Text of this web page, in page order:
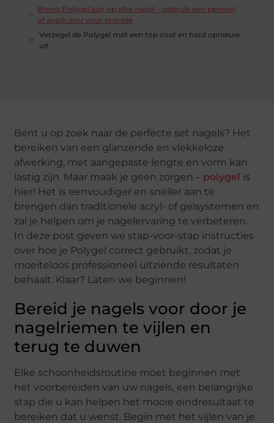
Breng Polygel aan op elke nagel – gebruik een penseel
of applicator voor precisie
Verzegel de Polygel met een top coat en hard opnieuw
uit
Bent u op zoek naar de perfecte set nagels? Het
bereiken van een glanzende en vlekkeloze
afwerking, met aangepaste lengte en vorm kan
lastig zijn. Maar maak je geen zorgen – polygel is
hier! Het is eenvoudiger en sneller aan te
brengen dan traditionele acryl- of gelsystemen en
zal je helpen om je nagelervaring te verbeteren.
In deze post geven we stap-voor-stap instructies
over hoe je Polygel correct gebruikt, zodat je
moeiteloos professioneel uitziende resultaten
behaalt. Klaar? Laten we beginnen!
Bereid je nagels voor door je
nagelriemen te vijlen en
terug te duwen
Elke schoonheidsroutine moet beginnen met
het voorbereiden van uw nagels, een belangrijke
stap die u kan helpen het mooie eindresultaat te
bereiken dat u wenst. Begin met het vijlen van je